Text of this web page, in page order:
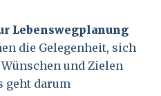
Lebenswegplanung
die Gelegenheit, sich
und Zielen
geht darum